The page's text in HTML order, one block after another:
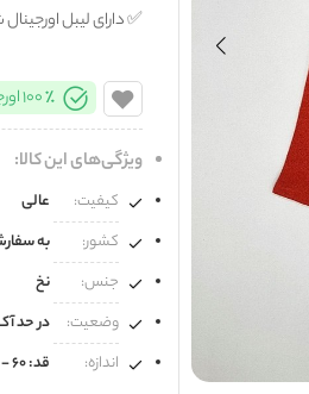
✅️ دارای لیبل
100% اورجینال (تضمینی)
ویژگی‌های این کالا:
کیفیت:
عالی
کشور:
به
جنس:
نخ
وضعیت:
در حد
اندازه:
قد: ۶۰ - سینه: ۴۹ - کمر: ۴۷ - قد آستین از یقه: ۶۹